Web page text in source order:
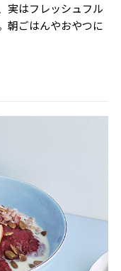
実はフレッシュフル
朝ごはんやおやつに